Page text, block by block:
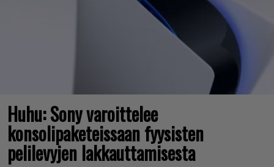
Huhu: Sony varoittelee
konsolipaketeissaan fyysisten
pelilevyjen lakkauttamisesta